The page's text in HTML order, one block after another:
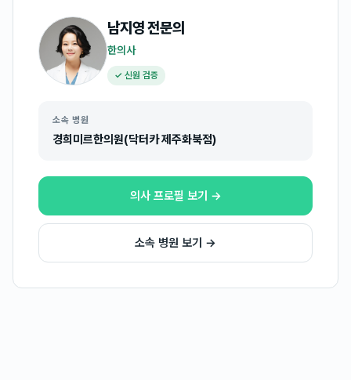
남지영전문의
한의사
✓ 신원 검증
소속 병원
경희미르한의원(닥터카 제주화북점)
의사 프로필 보기 →
소속 병원 보기 →